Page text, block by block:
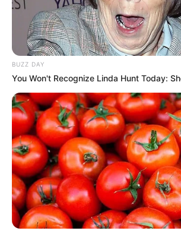
BUZZ DAY
You Won't Recognize Linda Hunt Today: